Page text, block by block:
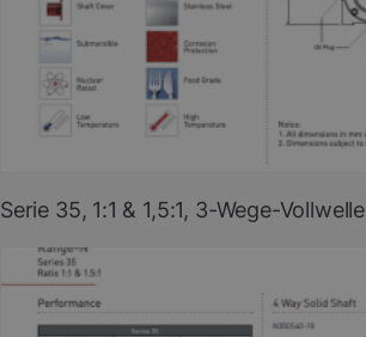
PDF herunterladen
Serie 35, 1:1 & 1,5:1, 3-Wege-Vollwelle